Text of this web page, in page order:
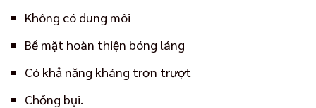
Không có dung môi
Bề mặt hoàn thiện bóng láng
Có khả năng kháng trơn trượt
Chống bụi.